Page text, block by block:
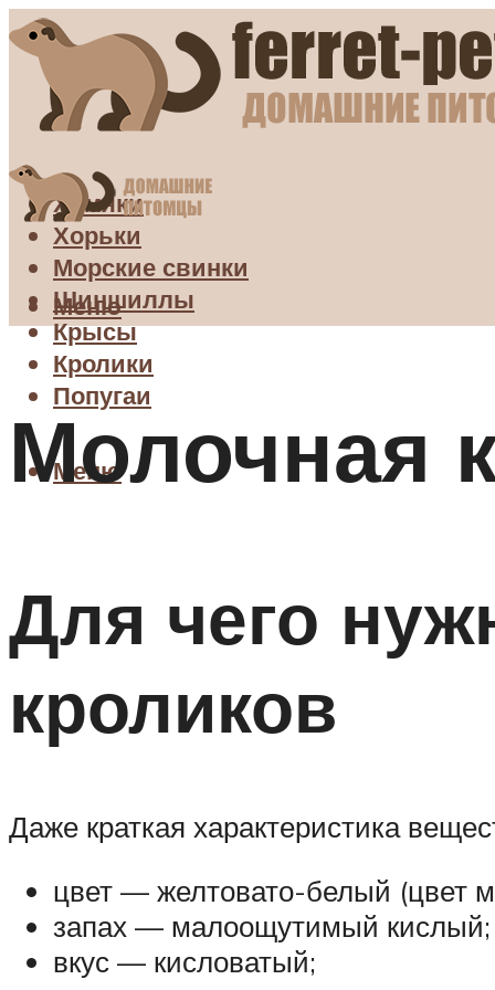
Хомяки
Хорьки
Морские свинки
Шиншиллы
Крысы
Кролики
Попугаи
Меню
Меню
Молочная
Для чего
кроликов
Даже краткая характеристика
цвет — желтовато-белый (цвет
запах — малоощутимый кислый;
вкус — кисловатый;